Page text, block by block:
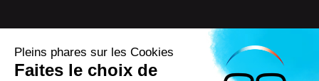
Pleins phares sur les Cookies
Faites le choix de